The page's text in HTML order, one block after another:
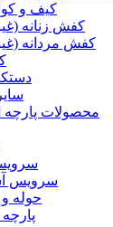
کیف و
کفش زنانه
کفش مردانه
محصولات پارچه
سرویس
حوله